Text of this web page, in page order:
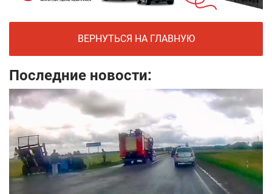
ВЕРНУТЬСЯ НА ГЛАВНУЮ
Последние новости: